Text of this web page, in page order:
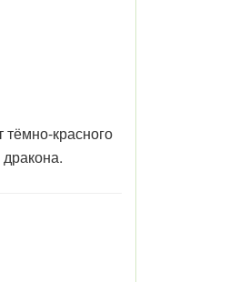
красного